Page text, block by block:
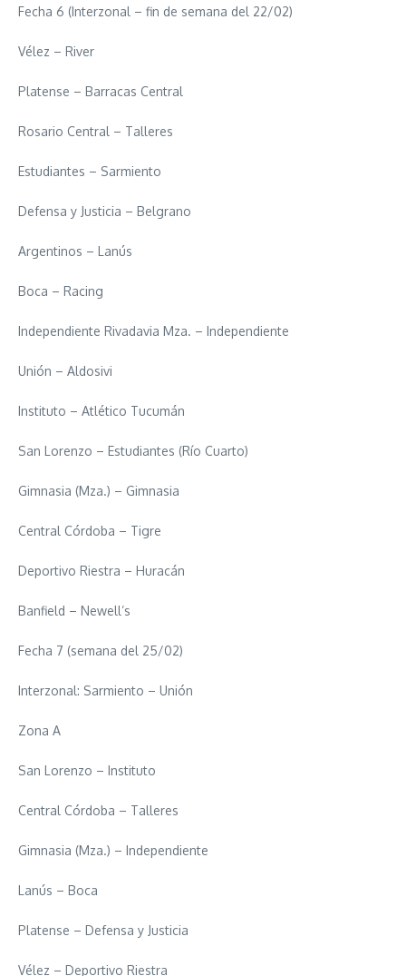
Fecha 6 (Interzonal – fin de semana del 22/02)
Vélez – River
Platense – Barracas Central
Rosario Central – Talleres
Estudiantes – Sarmiento
Defensa y Justicia – Belgrano
Argentinos – Lanús
Boca – Racing
Independiente Rivadavia Mza. – Independiente
Unión – Aldosivi
Instituto – Atlético Tucumán
San Lorenzo – Estudiantes (Río Cuarto)
Gimnasia (Mza.) – Gimnasia
Central Córdoba – Tigre
Deportivo Riestra – Huracán
Banfield – Newell’s
Fecha 7 (semana del 25/02)
Interzonal: Sarmiento – Unión
Zona A
San Lorenzo – Instituto
Central Córdoba – Talleres
Gimnasia (Mza.) – Independiente
Lanús – Boca
Platense – Defensa y Justicia
Vélez – Deportivo Riestra